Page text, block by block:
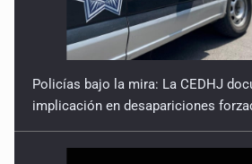
Policías bajo la mira: La CEDHJ
implicación en desapariciones